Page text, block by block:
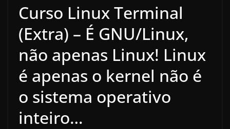
Curso Linux Terminal
(Extra) – É GNU/Linux,
não apenas Linux! Linux
é apenas o kernel não é
o sistema operativo
inteiro…